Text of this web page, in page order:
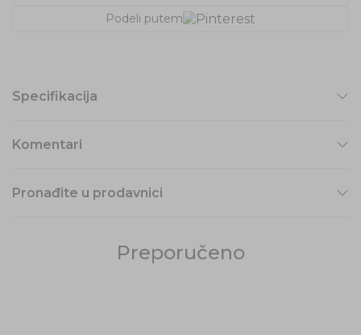
Podeli putem
Specifikacija
Komentari
Pronađite u prodavnici
Preporučeno